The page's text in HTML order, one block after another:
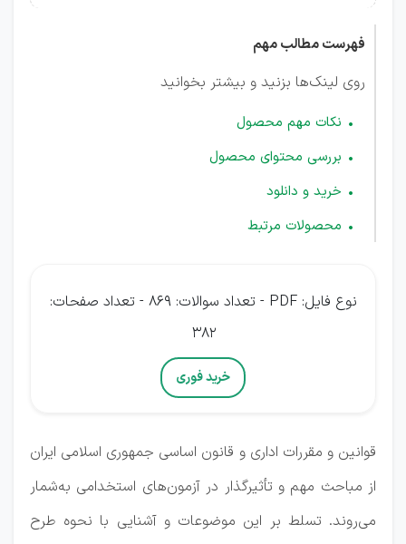
فهرست مطالب مهم
روی لینک‌ها بزنید و بیشتر بخوانید
نکات مهم محصول
بررسی محتوای محصول
خرید و دانلود
محصولات مرتبط
نوع فایل: PDF - تعداد سوالات: 869 - تعداد صفحات:
382
خرید فوری
قوانین و مقررات اداری و قانون اساسی جمهوری اسلامی ایران
از مباحث مهم و تأثیرگذار در آزمون‌های استخدامی به‌شمار
می‌روند. تسلط بر این موضوعات و آشنایی با نحوه طرح